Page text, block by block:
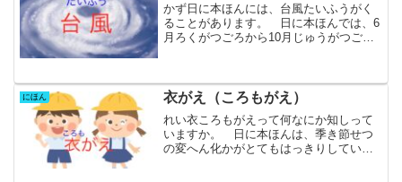
かず日に本ほんには、台風たいふうがく
ることがあります。 日に本ほんでは、6
月ろくがつごろから10月じゅうがつごろ
す。 台風たいふう...
にほん 衣がえ（ころもがえ）
れい衣ころもがえって何なにか知しって
いますか。 日に本ほんは、季き節せつ
の変へん化かがとてもはっきりしている